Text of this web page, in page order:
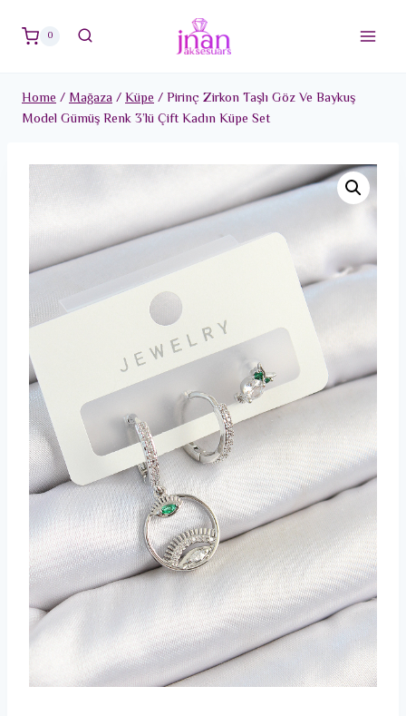
0
Home/Mağaza/Küpe/Pirinç Zirkon Taşlı Göz Ve Baykuş
Model Gümüş Renk 3’lü Çift Kadın Küpe Set